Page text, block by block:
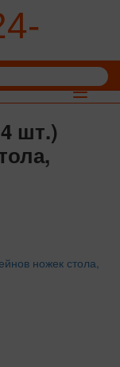
Toggle
шт.)
ножек стола,